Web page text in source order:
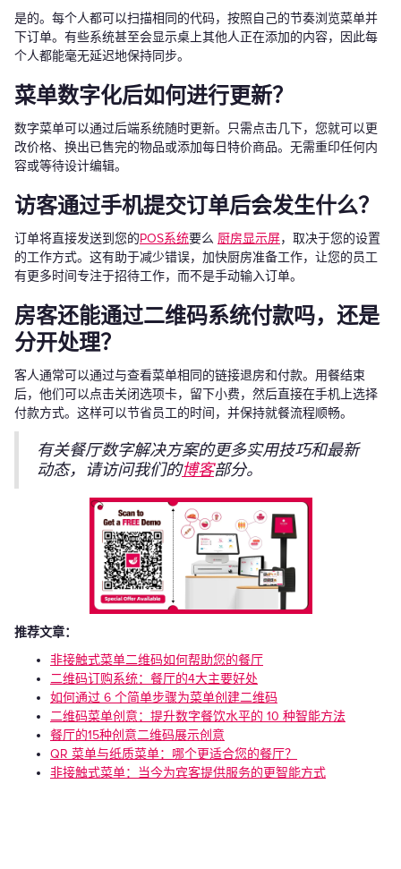
是的。每个人都可以扫描相同的代码，按照自己的节奏浏览菜单并
下订单。有些系统甚至会显示桌上其他人正在添加的内容，因此每
个人都能毫无延迟地保持同步。
菜单数字化后如何进行更新？
数字菜单可以通过后端系统随时更新。只需点击几下，您就可以更
改价格、换出已售完的物品或添加每日特价商品。无需重印任何内
容或等待设计编辑。
访客通过手机提交订单后会发生什么？
订单将直接发送到您的POS系统要么 厨房显示屏，取决于您的设置
的工作方式。这有助于减少错误，加快厨房准备工作，让您的员工
有更多时间专注于招待工作，而不是手动输入订单。
房客还能通过二维码系统付款吗，还是
分开处理？
客人通常可以通过与查看菜单相同的链接退房和付款。用餐结束
后，他们可以点击关闭选项卡，留下小费，然后直接在手机上选择
付款方式。这样可以节省员工的时间，并保持就餐流程顺畅。
有关餐厅数字解决方案的更多实用技巧和最新
动态，请访问我们的博客部分。
推荐文章：
非接触式菜单二维码如何帮助您的餐厅
二维码订购系统：餐厅的4大主要好处
如何通过 6 个简单步骤为菜单创建二维码
二维码菜单创意：提升数字餐饮水平的 10 种智能方法
餐厅的15种创意二维码展示创意
QR 菜单与纸质菜单：哪个更适合您的餐厅？
非接触式菜单：当今为宾客提供服务的更智能方式